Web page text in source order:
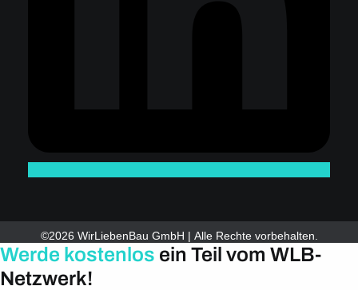
©2026 WirLiebenBau GmbH | Alle Rechte vorbehalten.
Werde kostenlos ein Teil vom WLB-
Netzwerk!